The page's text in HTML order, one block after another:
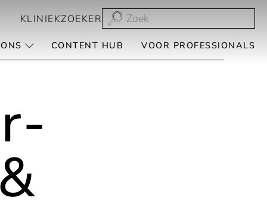
CONTENT HUB VOOR PROFESSIONALS
KLINIEKZOEKER